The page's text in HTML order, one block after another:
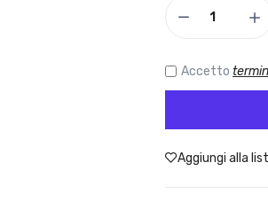
Accetto
Aggiungi alla